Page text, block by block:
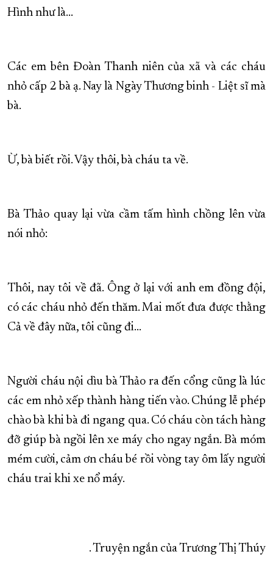
Hình như là…
Các em bên Đoàn Thanh niên của xã và các cháu
nhỏ cấp 2 bà ạ. Nay là Ngày Thương binh - Liệt sĩ mà
bà.
Ừ, bà biết rồi. Vậy thôi, bà cháu ta về.
Bà Thảo quay lại vừa cầm tấm hình chồng lên vừa
nói nhỏ:
Thôi, nay tôi về đã. Ông ở lại với anh em đồng đội,
có các cháu nhỏ đến thăm. Mai mốt đưa được thằng
Cả về đây nữa, tôi cũng đi…
Người cháu nội dìu bà Thảo ra đến cổng cũng là lúc
các em nhỏ xếp thành hàng tiến vào. Chúng lễ phép
chào bà khi bà đi ngang qua. Có cháu còn tách hàng
đỡ giúp bà ngồi lên xe máy cho ngay ngắn. Bà móm
mém cười, cảm ơn cháu bé rồi vòng tay ôm lấy người
cháu trai khi xe nổ máy.
. Truyện ngắn của Trương Thị Thúy